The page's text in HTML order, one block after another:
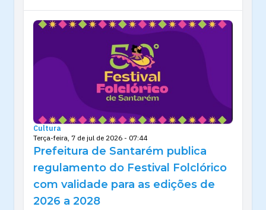
Cultura
Terça-feira, 7 de jul de 2026 - 07:44
Prefeitura de Santarém publica
regulamento do Festival Folclórico
com validade para as edições de
2026 a 2028